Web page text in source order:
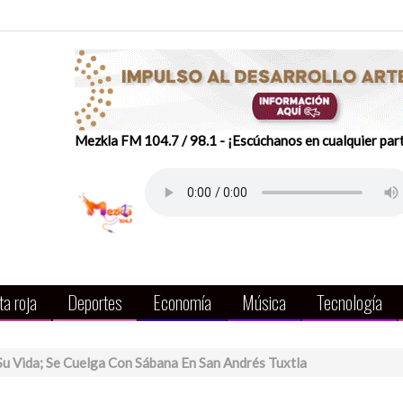
Mezkla FM 104.7 / 98.1 - ¡Escúchanos en cualquier
roja Deportes Economía Música Tecnología
Vida; Se Cuelga Con Sábana En San Andrés Tuxtla